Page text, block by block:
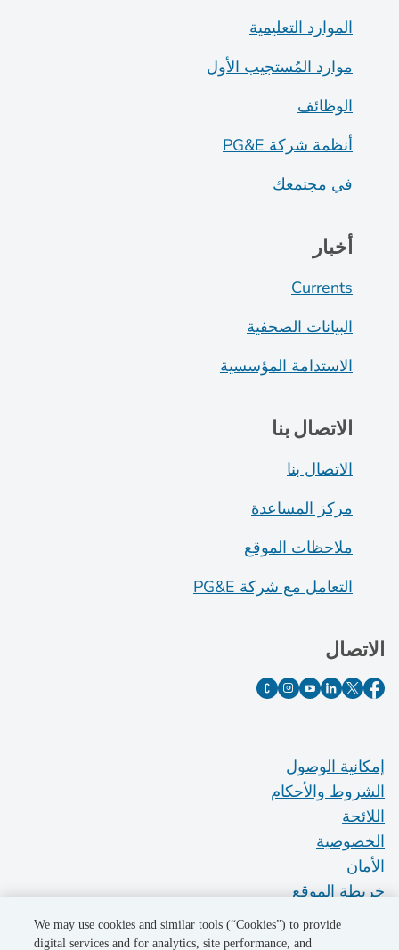
الموارد التعليمية
موارد المُستجيب الأول
الوظائف
أنظمة شركة PG&E
في مجتمعك
أخبار
Currents
البيانات الصحفية
الاستدامة المؤسسية
الاتصال بنا
الاتصال بنا
مركز المساعدة
ملاحظات الموقع
التعامل مع شركة PG&E
الاتصال
إمكانية الوصول
الشروط والأحكام
اللائحة
الخصوصية
الأمان
خريطة الموقع
Do Not Sell My Personal Information
We may use cookies and similar tools (“Cookies”) to provide
digital services and for analytics, site performance, and